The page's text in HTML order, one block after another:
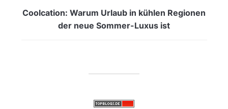
Coolcation: Warum Urlaub in kühlen Regionen
der neue Sommer-Luxus ist